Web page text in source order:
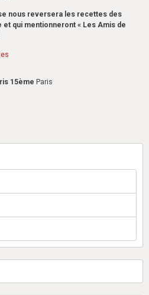
nous reversera les recettes des
qui mentionneront « Les Amis de
15ème Paris